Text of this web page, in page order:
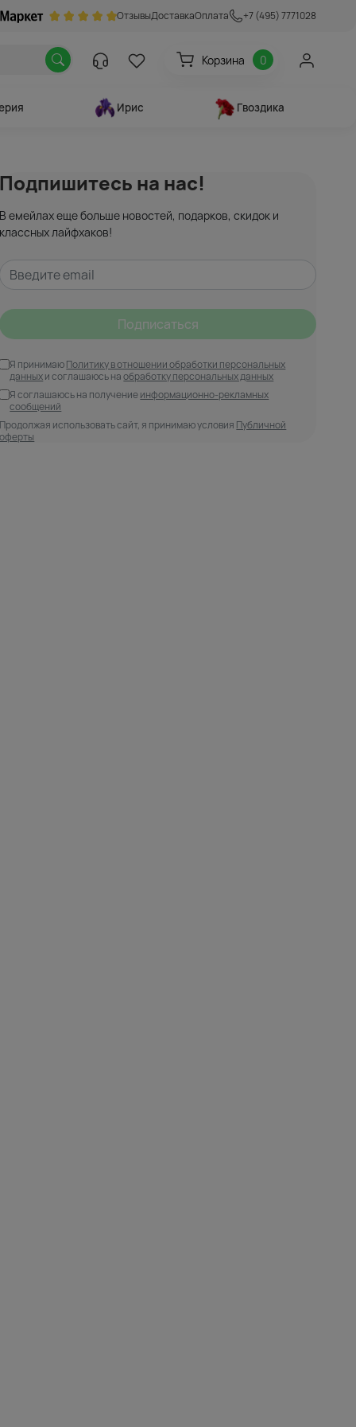
ОтзывыДоставкаОплата +7 (495) 7771028
Корзина 0
Ирис Гвоздика
Подпишитесь на нас!
В емейлах еще больше новостей, подарков, скидок и
классных лайфхаков!
Я принимаюПолитику в отношении обработки персональных
данныхи соглашаюсь наобработку персональных данных
Я соглашаюсь на получениеинформационно-рекламных
сообщений
Продолжая использовать сайт, я принимаю условия Публичной
оферты